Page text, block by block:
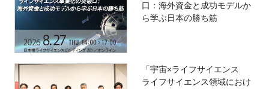
口：海外資金と成功モデルか
ら学ぶ日本の勝ち筋
「宇宙×ライフサイエンス
ライフサイエンス領域におけ